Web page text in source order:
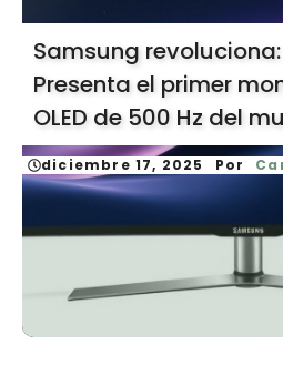
Samsung revoluciona:
Presenta el primer
OLED de 500 Hz del
diciembre 17, 2025 Por